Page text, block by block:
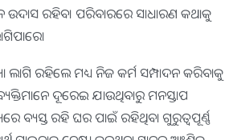
ଉଦାସ ରହିବ। ପରିବାରରେ ସାଧାରଣ କଥାକୁ
ଲାଗି ରହିଲେ ମଧ୍ୟ ନିଜ କର୍ମ ସମ୍ପାଦନ କରିବାକୁ
ବ୍ୟକ୍ତିମାନେ ଦୂରେଇ ଯାଉଥିବାରୁ ମନସ୍ତାପ
ବ୍ୟସ୍ତ ରହି ଘର ପାଇଁ ରହିଥିବା ଗୁରୁତ୍ୱପୂର୍ଣ୍ଣ